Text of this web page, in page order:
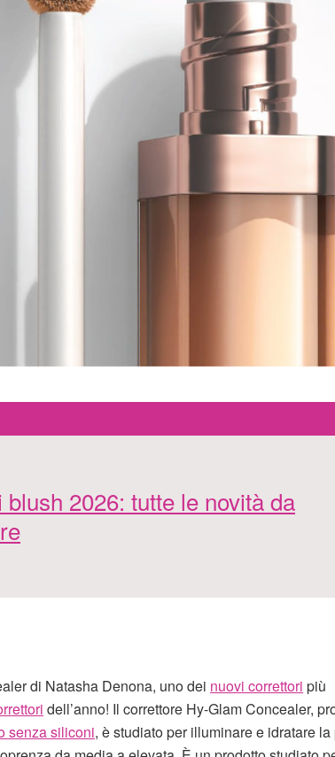
blush 2026: tutte le novità da
di Natasha Denona, uno dei nuovi correttori più
dell’anno! Il correttore Hy-Glam Concealer,
senza siliconi, è studiato per illuminare e idratare la